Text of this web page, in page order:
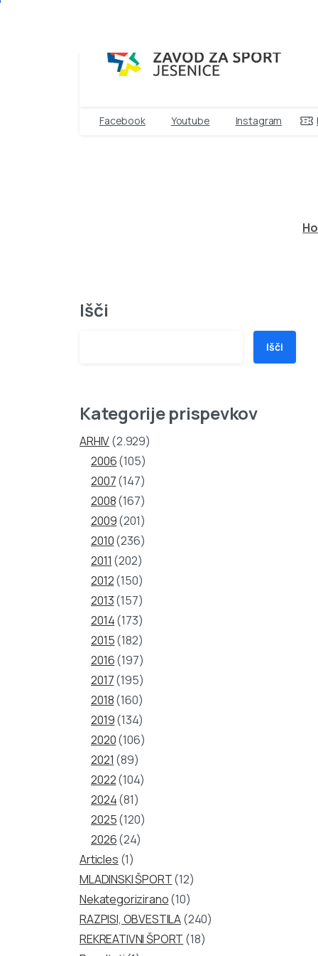
Facebook Youtube Instagram
Išči
Išči
Kategorije prispevkov
ARHIV(2.929)
2006(105)
2007(147)
2008(167)
2009(201)
2010(236)
2011 (202)
2012(150)
2013(157)
2014(173)
2015(182)
2016(197)
2017(195)
2018(160)
2019(134)
2020(106)
2021 (89)
2022(104)
2024(81)
2025(120)
2026(24)
Articles (1)
MLADINSKI ŠPORT(12)
Nekategorizirano(10)
RAZPISI, OBVESTILA(240)
REKREATIVNI ŠPORT (18)